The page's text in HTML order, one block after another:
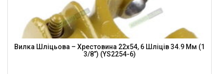
Вилка Шліцьова – Хрестовина 22х54, 6 Шліців 34.9 Мм (1
3/8”) (YS2254-6)